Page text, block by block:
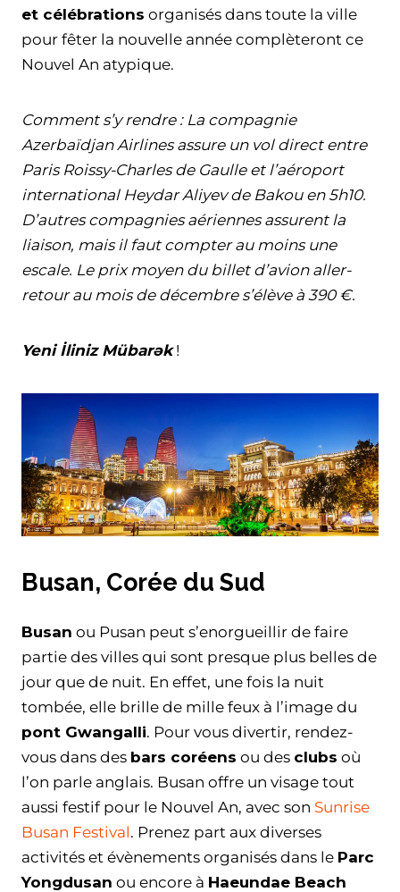
et célébrations organisés dans toute la ville
pour fêter la nouvelle année complèteront ce
Nouvel An atypique.
Comment s’y rendre : La compagnie
Azerbaïdjan Airlines assure un vol direct entre
Paris Roissy-Charles de Gaulle et l’aéroport
international Heydar Aliyev de Bakou en 5h10.
D’autres compagnies aériennes assurent la
liaison, mais il faut compter au moins une
escale. Le prix moyen du billet d’avion aller-
retour au mois de décembre s’élève à 390 €.
Yeni İliniz Mübarək!
Busan, Corée du Sud
Busan ou Pusan peut s’enorgueillir de faire
partie des villes qui sont presque plus belles de
jour que de nuit. En effet, une fois la nuit
tombée, elle brille de mille feux à l’image du
pont Gwangalli. Pour vous divertir, rendez-
vous dans des bars coréens ou des clubs où
l’on parle anglais. Busan offre un visage tout
aussi festif pour le Nouvel An, avec son Sunrise
Busan Festival. Prenez part aux diverses
activités et évènements organisés dans le Parc
Yongdusan ou encore à Haeundae Beach